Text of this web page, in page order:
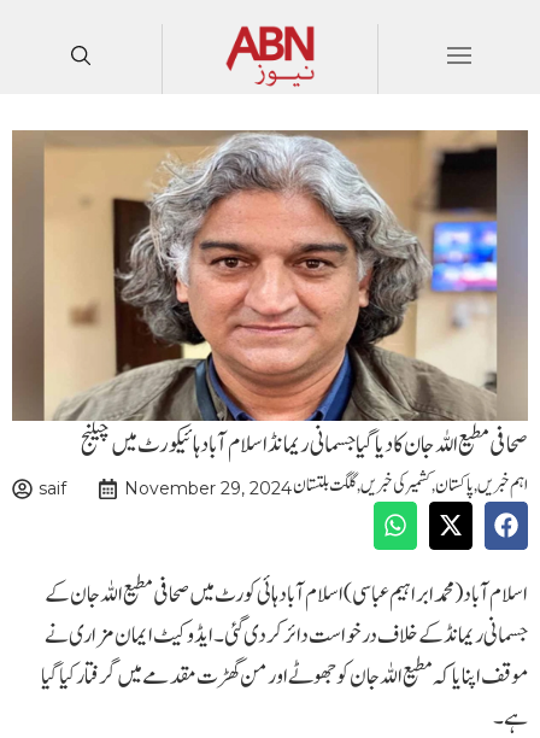
صحافی مطیع اللہ جان کا دیا گیاجسمانی ریمانڈ اسلام آباد ہائیکورٹ میں چیلنج
اہم خبریں,پاکستان,کشمیر کی خبریں,گلگت بلتستان saif November 29, 2024
اسلام آباد(محمد ابراہیم عباسی ) اسلام آباد ہائی کورٹ میں صحافی مطیع اللہ جان کے
جسمانی ریمانڈ کے خلاف درخواست دائر کر دی گئی۔ ایڈوکیٹ ایمان مزاری نے
موقف اپنایا کہ مطیع اللہ جان کو جھوٹے اور من گھڑت مقدمے میں گرفتار کیا گیا
ہے۔